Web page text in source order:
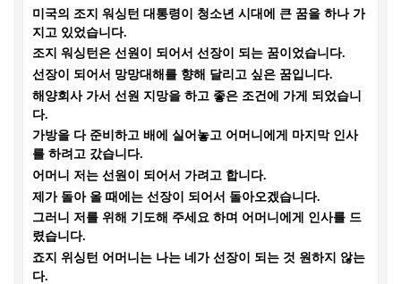
미국의 조지 워싱턴 대통령이 청소년 시대에 큰 꿈을 하나 가
지고 있었습니다.
조지 워싱턴은 선원이 되어서 선장이 되는 꿈이었습니다.
선장이 되어서 망망대해를 향해 달리고 싶은 꿈입니다.
해양회사 가서 선원 지망을 하고 좋은 조건에 가게 되었습니
다.
가방을 다 준비하고 배에 실어놓고 어머니에게 마지막 인사
를 하려고 갔습니다.
어머니 저는 선원이 되어서 가려고 합니다.
제가 돌아 올 때에는 선장이 되어서 돌아오겠습니다.
그러니 저를 위해 기도해 주세요 하며 어머니에게 인사를 드
렸습니다.
죠지 위싱턴 어머니는 나는 네가 선장이 되는 것 원하지 않는
다.